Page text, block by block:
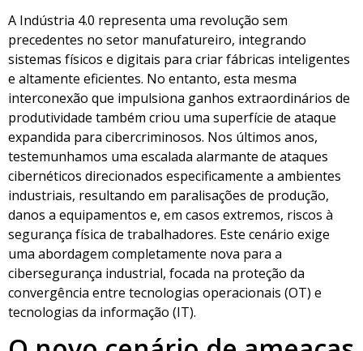
A Indústria 4.0 representa uma revolução sem
precedentes no setor manufatureiro, integrando
sistemas físicos e digitais para criar fábricas inteligentes
e altamente eficientes. No entanto, esta mesma
interconexão que impulsiona ganhos extraordinários de
produtividade também criou uma superfície de ataque
expandida para cibercriminosos. Nos últimos anos,
testemunhamos uma escalada alarmante de ataques
cibernéticos direcionados especificamente a ambientes
industriais, resultando em paralisações de produção,
danos a equipamentos e, em casos extremos, riscos à
segurança física de trabalhadores. Este cenário exige
uma abordagem completamente nova para a
cibersegurança industrial, focada na proteção da
convergência entre tecnologias operacionais (OT) e
tecnologias da informação (IT).